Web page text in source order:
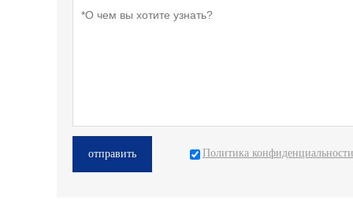
отправить Политика конфиденциальности